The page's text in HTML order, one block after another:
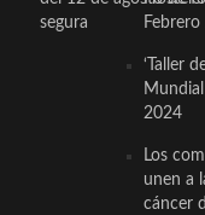
segura
‘Taller
2024
Los
unen a
cáncer